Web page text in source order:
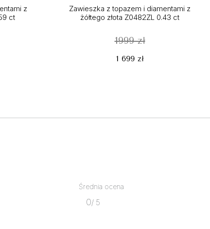
z
ct
Zawieszka z topazem i diamentami z
żółtego złota Z0482ZL 0.43 ct
1999 zł
1 699 zł
Średnia ocena
0/ 5